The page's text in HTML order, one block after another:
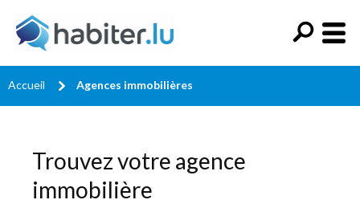
Accueil Agences immobilières
Trouvez votre agence
immobilière